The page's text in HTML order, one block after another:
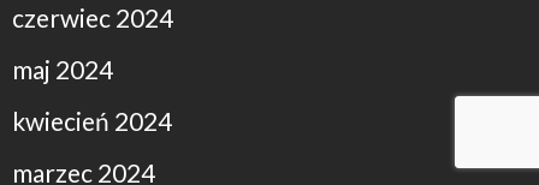
czerwiec 2024
maj 2024
kwiecień 2024
marzec 2024